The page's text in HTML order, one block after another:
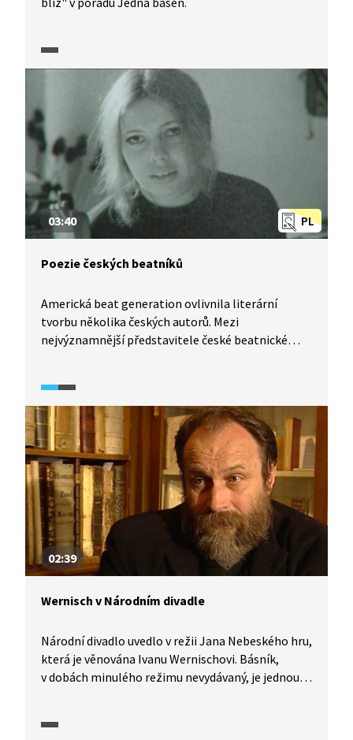
PL
03:40
Poezie českých beatníků
Americká beat generation ovlivnila literární
tvorbu několika českých autorů. Mezi
nejvýznamnější představitele české beatnické
pravidelně scházeli v Poetické vinárně Viola, aby
se mohli o své literární počiny podělit s publikem.
Jak na zesnulé básnířky a básníka vzpomínají
jejich přátelé a spolupracovníci?
02:39
Wernisch v Národním divadle
Národní divadlo uvedlo v režii Jana Nebeského hru,
která je věnována Ivanu Wernischovi. Básník,
v dobách minulého režimu nevydávaný, je jednou
jak jinak, plná jeho básní.